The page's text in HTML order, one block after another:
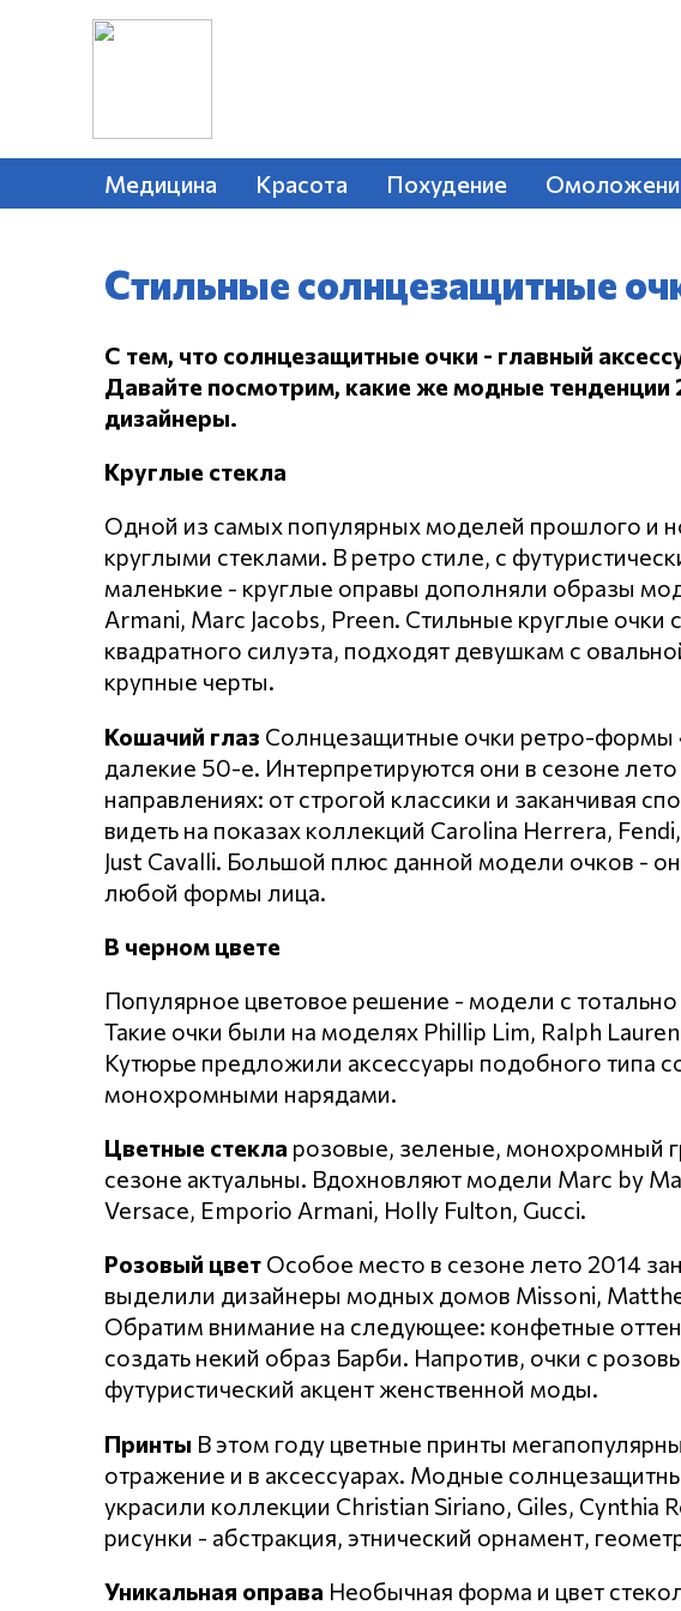
Медицина Красота Похудение
Стильные солнцезащитные
С тем, что солнцезащитные очки - главный
Давайте посмотрим, какие же модные
дизайнеры.
Круглые стекла
Одной из самых популярных моделей прошлого и
круглыми стеклами. В ретро стиле, с
маленькие - круглые оправы дополняли образы
Armani, Marc Jacobs, Preen. Стильные круглые очки
квадратного силуэта, подходят девушкам с
крупные черты.
Кошачий глаз Солнцезащитные очки ретро-формы
далекие 50-е. Интерпретируются они в сезоне
направлениях: от строгой классики и заканчивая
видеть на показах коллекций Carolina Herrera,
Just Cavalli. Большой плюс данной модели очков -
любой формы лица.
В черном цвете
Популярное цветовое решение - модели с
Такие очки были на моделях Phillip Lim, Ralph
Кутюрье предложили аксессуары подобного типа
монохромными нарядами.
Цветные стекла розовые, зеленые, монохромный
сезоне актуальны. Вдохновляют модели Marc by
Versace, Emporio Armani, Holly Fulton, Gucci.
Розовый цвет Особое место в сезоне лето 2014
выделили дизайнеры модных домов Missoni,
Обратим внимание на следующее: конфетные
создать некий образ Барби. Напротив, очки с
футуристический акцент женственной моды.
Принты В этом году цветные принты
отражение и в аксессуарах. Модные
украсили коллекции Christian Siriano, Giles, Cynthia
рисунки - абстракция, этнический орнамент,
Уникальная оправа Необычная форма и цвет